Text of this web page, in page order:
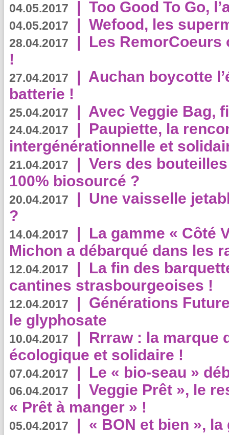
04.05.2017 | Too Good To Go,
04.05.2017 | Wefood, les
28.04.2017 | Les RemorCoeurs
!
27.04.2017 | Auchan boycotte
batterie !
25.04.2017 | Avec Veggie Bag,
24.04.2017 | Paupiette, la
intergénérationnelle et
21.04.2017 | Vers des
100% biosourcé ?
20.04.2017 | Une vaisselle
?
14.04.2017 | La gamme « Côté
Michon a débarqué dans les
12.04.2017 | La fin des
cantines strasbourgeoises !
12.04.2017 | Générations
le glyphosate
10.04.2017 | Rrraw : la marque
écologique et solidaire !
07.04.2017 | Le « bio-seau »
06.04.2017 | Veggie Prêt », le
« Prêt à manger » !
05.04.2017 | « BON et bien »,